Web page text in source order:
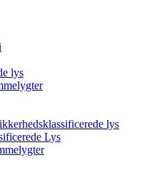
lys
lys
Lys